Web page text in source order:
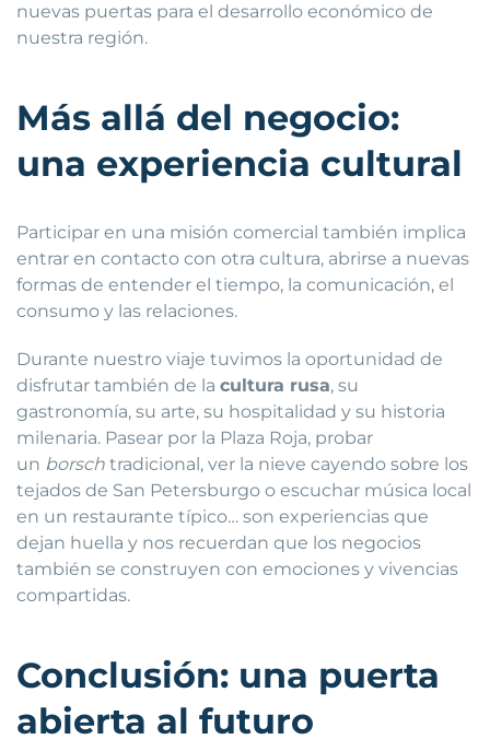
nuevas puertas para el desarrollo económico de
nuestra región.
Más allá del negocio:
una experiencia cultural
Participar en una misión comercial también implica
entrar en contacto con otra cultura, abrirse a nuevas
formas de entender el tiempo, la comunicación, el
consumo y las relaciones.
Durante nuestro viaje tuvimos la oportunidad de
disfrutar también de la cultura rusa, su
gastronomía, su arte, su hospitalidad y su historia
milenaria. Pasear por la Plaza Roja, probar
un borsch tradicional, ver la nieve cayendo sobre los
tejados de San Petersburgo o escuchar música local
en un restaurante típico… son experiencias que
dejan huella y nos recuerdan que los negocios
también se construyen con emociones y vivencias
compartidas.
Conclusión: una puerta
abierta al futuro